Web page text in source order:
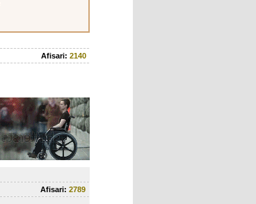
Afisari: 2140
Afisari: 2789